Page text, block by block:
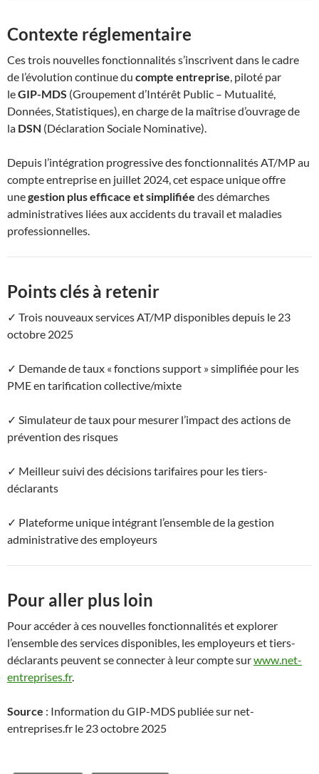
Contexte réglementaire
Ces trois nouvelles fonctionnalités s’inscrivent dans le cadre
de l’évolution continue du compte entreprise, piloté par
leGIP-MDS (Groupement d’Intérêt Public – Mutualité,
Données, Statistiques), en charge de la maîtrise d’ouvrage de
la DSN (Déclaration Sociale Nominative).
Depuis l’intégration progressive des fonctionnalités AT/MP au
compte entreprise en juillet 2024, cet espace unique offre
unegestion plus efficace et simplifiée des démarches
administratives liées aux accidents du travail et maladies
professionnelles.
Points clés à retenir
✓ Trois nouveaux services AT/MP disponibles depuis le 23
octobre 2025
✓ Demande de taux « fonctions support » simplifiée pour les
PME en tarification collective/mixte
✓ Simulateur de taux pour mesurer l’impact des actions de
prévention des risques
✓ Meilleur suivi des décisions tarifaires pour les tiers-
déclarants
✓ Plateforme unique intégrant l’ensemble de la gestion
administrative des employeurs
Pour aller plus loin
Pour accéder à ces nouvelles fonctionnalités et explorer
l’ensemble des services disponibles, les employeurs et tiers-
déclarants peuvent se connecter à leur compte surwww.net-
entreprises.fr.
Source : Information du GIP-MDS publiée sur net-
entreprises.fr le 23 octobre 2025